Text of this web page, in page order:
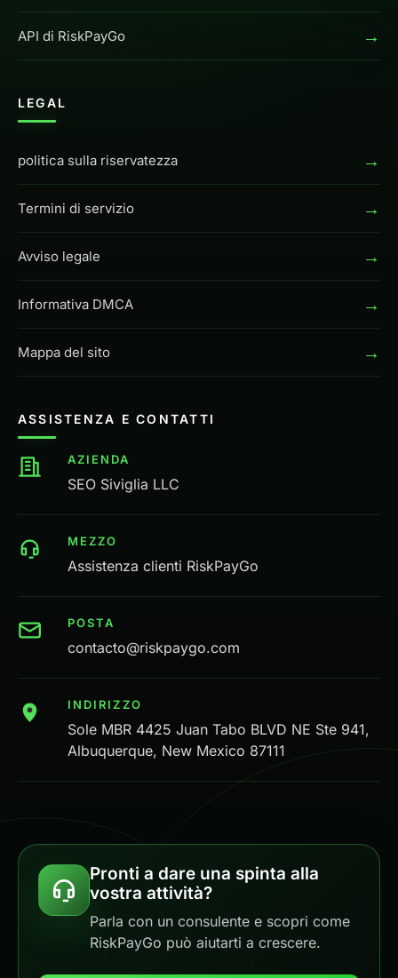
API di RiskPayGo →
LEGAL
politica sulla riservatezza →
Termini di servizio →
Avviso legale →
Informativa DMCA →
Mappa del sito →
ASSISTENZA E CONTATTI
AZIENDA
SEO Siviglia LLC
MEZZO
Assistenza clienti RiskPayGo
POSTA
contacto@riskpaygo.com
INDIRIZZO
Sole MBR 4425 Juan Tabo BLVD NE Ste 941,
Albuquerque, New Mexico 87111
Pronti a dare una spinta alla
vostra attività?
Parla con un consulente e scopri come
RiskPayGo può aiutarti a crescere.